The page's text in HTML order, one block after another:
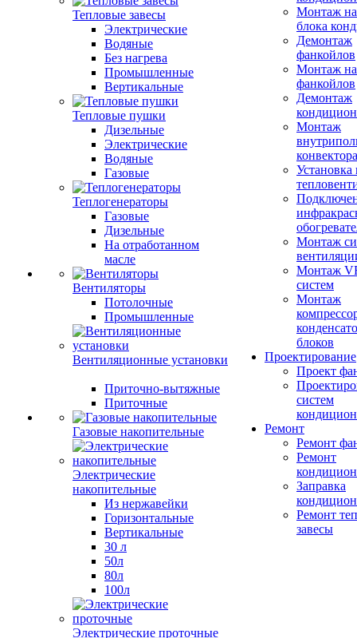
Тепловые завесы
Электрические
Водяные
Без нагрева
Промышленные
Вертикальные
Тепловые пушки
Дизельные
Электрические
Водяные
Газовые
Теплогенераторы
Газовые
Дизельные
На отработанном
масле
Вентиляторы
Потолочные
Промышленные
Вентиляционные установки
Приточно-вытяжные
Приточные
Газовые накопительные
Электрические
накопительные
Из нержавейки
Горизонтальные
Вертикальные
30 л
50л
80л
100л
Электрические проточные
Монтаж
блока
Демонтаж
фанкойлов
Монтаж
фанкойлов
Демонтаж
Монтаж
конвектора
Установка
Монтаж
Монтаж
систем
Монтаж
блоков
Проектирование
Проект
систем
Ремонт
Ремонт
Ремонт
Заправка
Ремонт
завесы